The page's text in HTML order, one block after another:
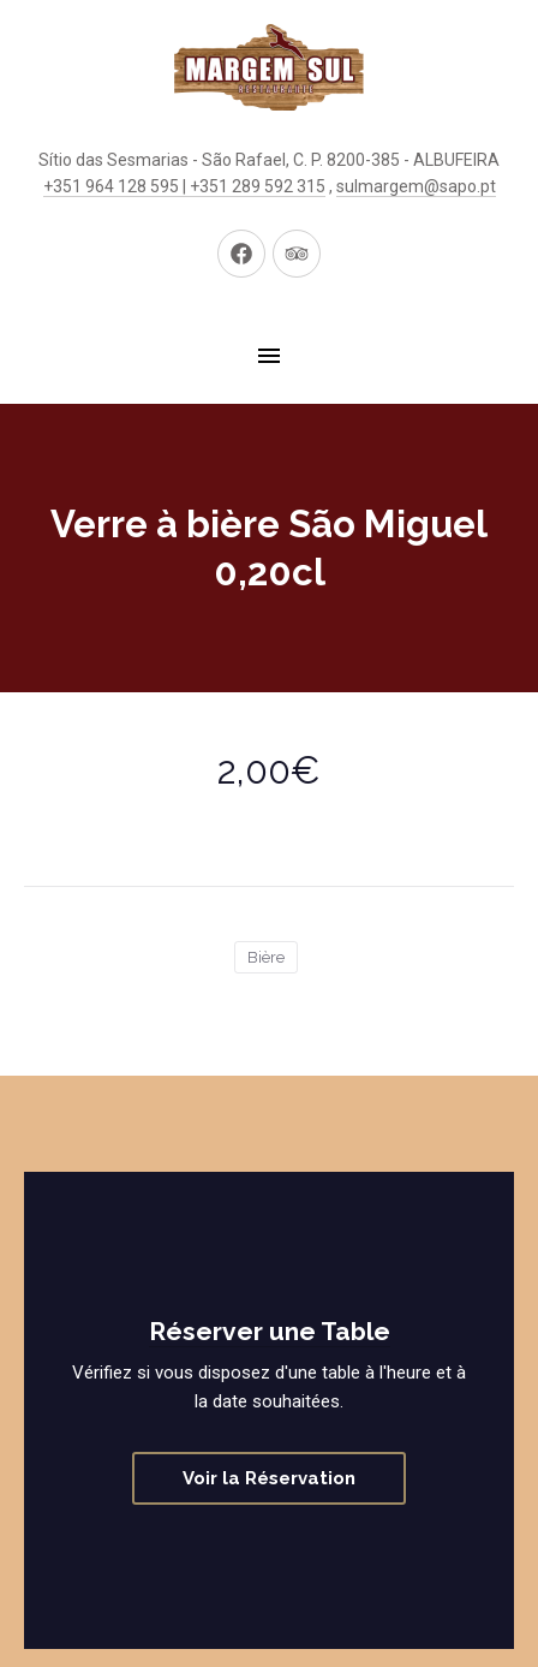
Sítio das Sesmarias - São Rafael, C. P. 8200-385 - ALBUFEIRA
+351 964 128 595 | +351 289 592 315 , sulmargem@sapo.pt
New
New
Verre à bière São Miguel
0,20cl
2,00€
Bière
Réserver une Table
Vérifiez si vous disposez d'une table à l'heure et à
la date souhaitées.
Voir la Réservation